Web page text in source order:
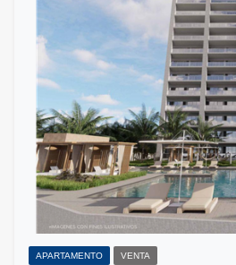
APARTAMENTO VENTA